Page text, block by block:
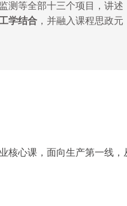
测等全部十三个项目，讲述
学结合 ，并融入课程思政元
核心课，面向生产第一线 ，